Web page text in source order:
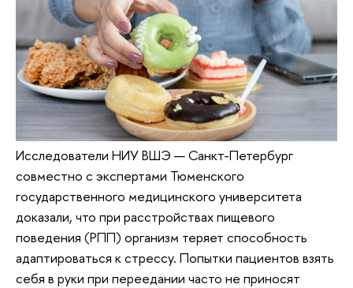
Исследователи НИУ ВШЭ — Санкт-Петербург
совместно с экспертами Тюменского
государственного медицинского университета
доказали, что при расстройствах пищевого
поведения (РПП) организм теряет способность
адаптироваться к стрессу. Попытки пациентов взять
себя в руки при переедании часто не приносят